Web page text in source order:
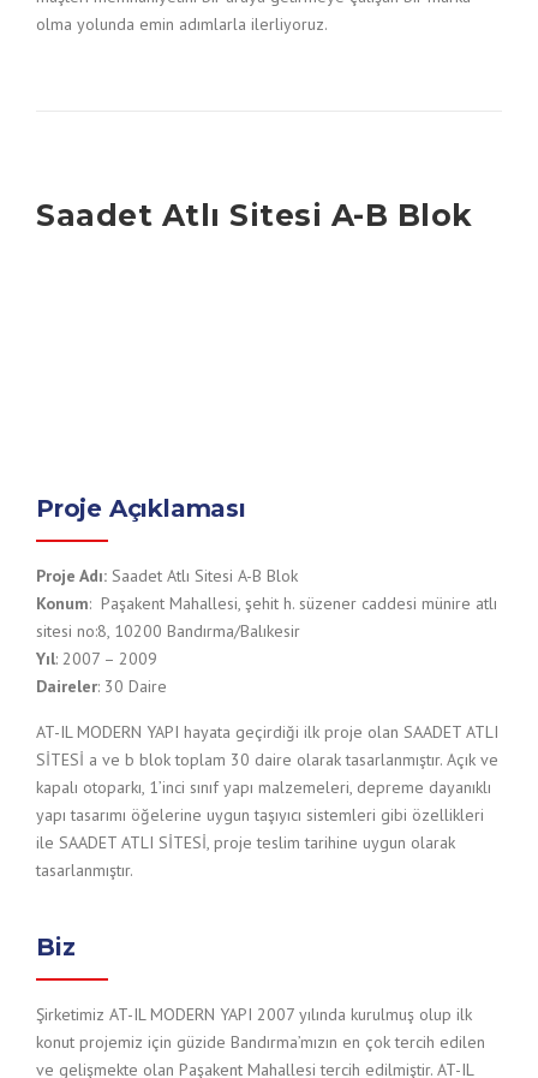
olma yolunda emin adımlarla ilerliyoruz.
Saadet Atlı Sitesi A-B Blok
Proje Açıklaması
Proje Adı: Saadet Atlı Sitesi A-B Blok
Konum: Paşakent Mahallesi, şehit h. süzener caddesi münire atlı
sitesi no:8, 10200 Bandırma/Balıkesir
Yıl: 2007 – 2009
Daireler: 30 Daire
AT-IL MODERN YAPI hayata geçirdiği ilk proje olan SAADET ATLI
SİTESİ a ve b blok toplam 30 daire olarak tasarlanmıştır. Açık ve
kapalı otoparkı, 1’inci sınıf yapı malzemeleri, depreme dayanıklı
yapı tasarımı öğelerine uygun taşıyıcı sistemleri gibi özellikleri
ile SAADET ATLI SİTESİ, proje teslim tarihine uygun olarak
tasarlanmıştır.
Biz
Şirketimiz AT-IL MODERN YAPI 2007 yılında kurulmuş olup ilk
konut projemiz için güzide Bandırma’mızın en çok tercih edilen
ve gelişmekte olan Paşakent Mahallesi tercih edilmiştir. AT-IL